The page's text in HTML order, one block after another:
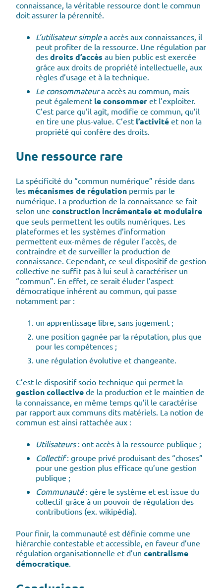
connaissance, la véritable ressource dont le commun
doit assurer la pérennité.
L’utilisateur simplea accès aux connaissances, il
peut profiter de la ressource. Une régulation par
des droits d’accès au bien public est exercée
grâce aux droits de propriété intellectuelle, aux
règles d’usage et à la technique.
Le consommateura accès au commun, mais
peut également le consommer et l’exploiter.
C’est parce qu’il agit, modifie ce commun, qu’il
en tire une plus-value. C’est l’activité et non la
propriété qui confère des droits.
Une ressource rare
La spécificité du “commun numérique” réside dans
les mécanismes de régulation permis par le
numérique. La production de la connaissance se fait
selon une construction incrémentale et modulaire
que seuls permettent les outils numériques. Les
plateformes et les systèmes d’information
permettent eux-mêmes de réguler l’accès, de
contraindre et de surveiller la production de
connaissance. Cependant, ce seul dispositif de gestion
collective ne suffit pas à lui seul à caractériser un
“commun”. En effet, ce serait éluder l’aspect
démocratique inhérent au commun, qui passe
notamment par :
un apprentissage libre, sans jugement ;
une position gagnée par la réputation, plus que
pour les compétences ;
une régulation évolutive et changeante.
C’est le dispositif socio-technique qui permet la
gestion collective de la production et le maintien de
la connaissance, en même temps qu’il le caractérise
par rapport aux communs dits matériels. La notion de
commun est ainsi rattachée aux :
Utilisateurs: ont accès à la ressource publique ;
Collectif: groupe privé produisant des “choses”
pour une gestion plus efficace qu’une gestion
publique ;
Communauté: gère le système et est issue du
collectif grâce à un pouvoir de régulation des
contributions (ex. wikipédia).
Pour finir, la communauté est définie comme une
hiérarchie contestable et accessible, en faveur d’une
régulation organisationnelle et d’un centralisme
démocratique.